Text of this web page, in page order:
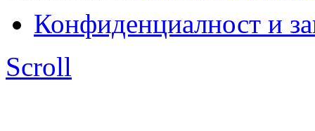
Конфиденциалност и
Scroll